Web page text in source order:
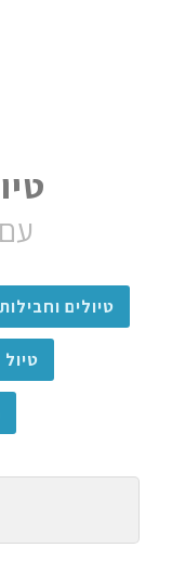
טיולים וחבילות